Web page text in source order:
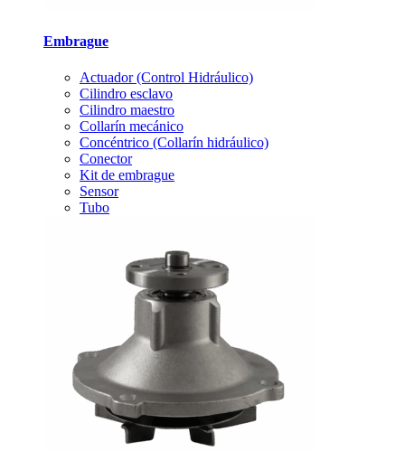
Embrague
Actuador (Control Hidráulico)
Cilindro esclavo
Cilindro maestro
Collarín mecánico
Concéntrico (Collarín hidráulico)
Conector
Kit de embrague
Sensor
Tubo